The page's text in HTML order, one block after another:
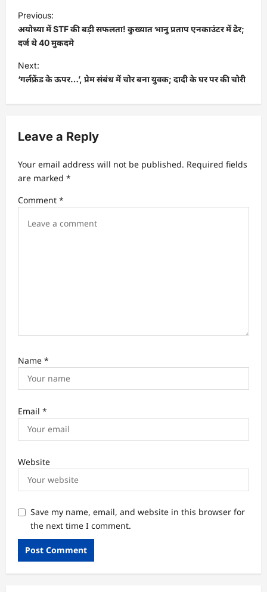
Previous:
अयोध्या में STF की बड़ी सफलता! कुख्यात भानु प्रताप एनकाउंटर में ढेर;
दर्ज थे 40 मुकदमे
Next:
‘गर्लफ्रेंड के ऊपर…’, प्रेम संबंध में चोर बना युवक; दादी के घर पर की चोरी
Leave a Reply
Your email address will not be published. Required fields
are marked *
Comment *
Name *
Email *
Website
Save my name, email, and website in this browser for
the next time I comment.